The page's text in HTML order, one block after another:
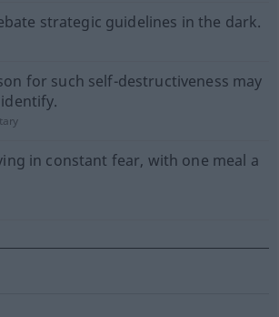
strategic guidelines in the dark.
for such self-destructiveness may
in constant fear, with one meal a